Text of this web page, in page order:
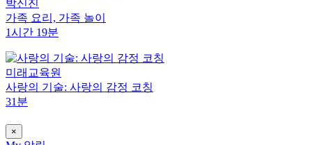
박신진
가족 요리, 가족 놀이
1시간 19분
미래교육원
사랑의 기술: 사랑의 감정 코칭
31분
×